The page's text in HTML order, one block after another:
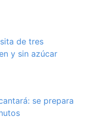
de tres
y sin azúcar
se prepara